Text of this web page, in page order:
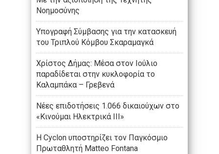
Νοημοσύνης
Υπογραφή Σύμβασης για την κατασκευή
του Τριπλού Κόμβου Σκαραμαγκά
Χρίστος Δήμας: Μέσα στον Ιούλιο
παραδίδεται στην κυκλοφορία το
Καλαμπάκα – Γρεβενά
Νέες επιδοτήσεις 1.066 δικαιούχων στο
«Κινούμαι Ηλεκτρικά ΙΙΙ»
Η Cyclon υποστηρίζει τον Παγκόσμιο
Πρωταθλητή Matteo Fontana